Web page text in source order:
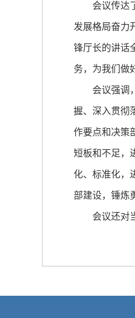
会议传达了
发展格局奋力
锋厅长的讲话
务，为我们做
会议强调，
握、深入贯彻
作要点和决策
短板和不足，
化、标准化，
部建设，锤炼
会议还对当